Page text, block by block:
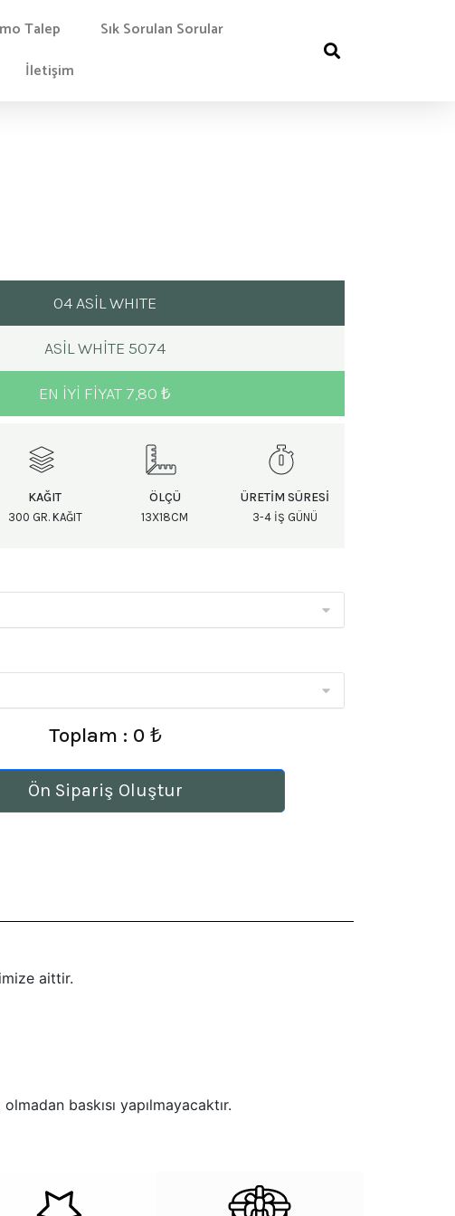
Talep
Sık Sorulan Sorular
İletişim
04 ASİL WHITE
ASIL WHITE 5074
EN IYI FIYAT 7,80 ₺
KAĞIT
300 GR. KAĞIT
ÖLÇÜ
13X18CM
ÜRETIM SÜRESI
3-4 IŞ GÜNÜ
Toplam : 0 ₺
Ön Sipariş Oluştur
aittir.
baskısı yapılmayacaktır.